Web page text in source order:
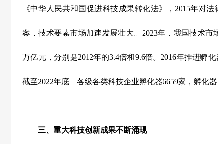
《中华人民共和国促进科技成果转化法》， 2015年对法
案，技术要素市场加速发展壮大。 2023年，我国技术市
万亿元，分别是2012年的3.4倍和9.6倍。 2016年推进孵
截至2022年底，各级各类科技企业孵化器6659家，孵化
三、重大科技创新成果不断涌现